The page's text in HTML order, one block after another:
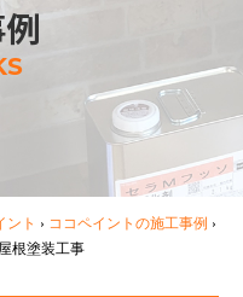
ント › ココペイントの施工事例 ›
根塗装工事